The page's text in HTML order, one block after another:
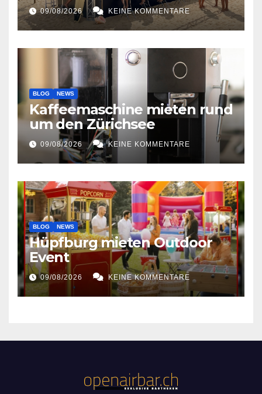
09/08/2026 KEINE KOMMENTARE
BLOG NEWS
Kaffeemaschine mieten rund
um den Zürichsee
09/08/2026 KEINE KOMMENTARE
BLOG NEWS
Hüpfburg mieten Outdoor
Event
09/08/2026 KEINE KOMMENTARE